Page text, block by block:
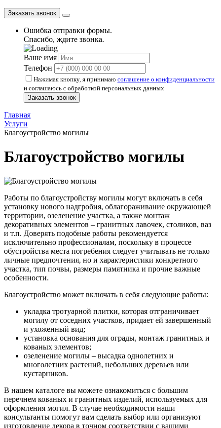
Заказать звонок
Ошибка отправки формы.
Спасибо, ждите звонка.
Ваше имя
Телефон
Нажимая кнопку, я принимаю соглашение о конфиденциальности
и соглашаюсь с обработкой персональных данных
Заказать звонок
Главная
Услуги
Благоустройство могилы
Благоустройство могилы
Работы по благоустройству могилы могут включать в себя
установку нового надгробия, облагораживание окружающей
территории, озеленение участка, а также монтаж
декоративных элементов – гранитных лавочек, столиков, ваз
и т.п. Доверять подобные работы рекомендуется
исключительно профессионалам, поскольку в процессе
обустройства места погребения следует учитывать не только
личные предпочтения, но и характеристики конкретного
участка, тип почвы, размеры памятника и прочие важные
особенности.
Благоустройство может включать в себя следующие работы:
укладка тротуарной плитки, которая отграничивает
могилу от соседних участков, придает ей завершенный
и ухоженный вид;
установка основания для ограды, монтаж гранитных и
кованых элементов;
озеленение могилы – высадка однолетних и
многолетних растений, небольших деревьев или
кустарников.
В нашем каталоге вы можете ознакомиться с большим
перечнем кованых и гранитных изделий, используемых для
оформления могил. В случае необходимости наши
консультанты помогут вам сделать выбор или организуют
изготовление декора в точном соответствии с вашими